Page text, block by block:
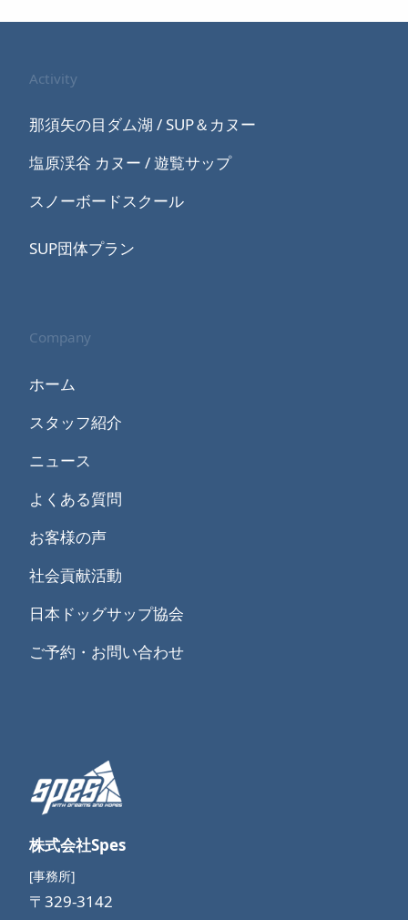
Activity
那須矢の目ダム湖 / SUP＆カヌー
塩原渓谷 カヌー / 遊覧サップ
スノーボードスクール
SUP団体プラン
Company
ホーム
スタッフ紹介
ニュース
よくある質問
お客様の声
社会貢献活動
日本ドッグサップ協会
ご予約・お問い合わせ
株式会社Spes
[事務所]
〒329-3142